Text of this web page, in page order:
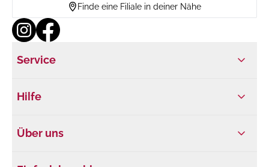
Finde eine Filiale in deiner Nähe
Service
Hilfe
Über uns